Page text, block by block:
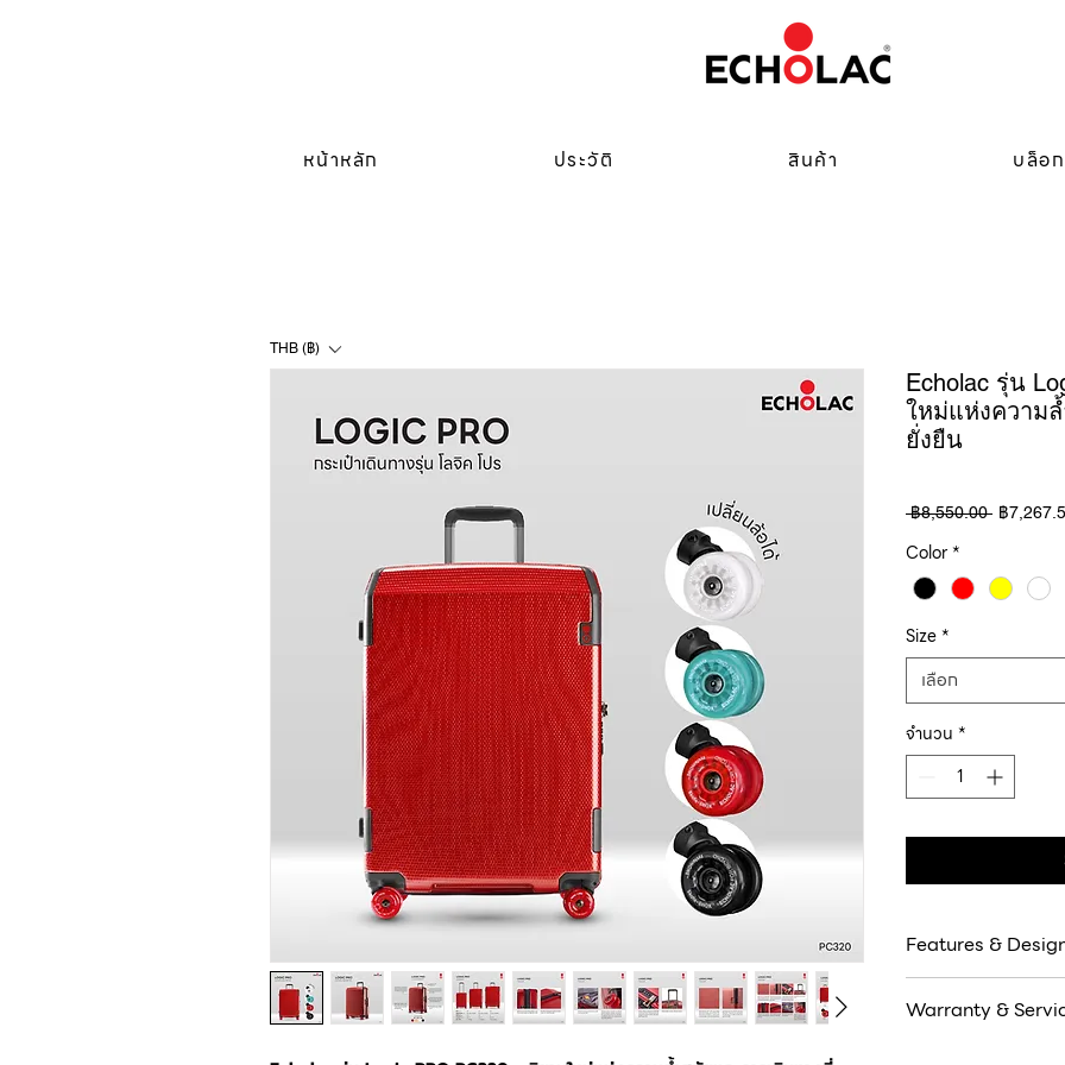
หน้าหลัก ประวัติ สินค้า บล็อก
Echolac รุ่น
ใหม่แห่งความ
ยั่งยืน
฿8,550.00 ราคา
฿
Color*
Size*
เลือก
จำนวน *
Features &
ผสานดีไซน์แบบ
Warranty &
THB (฿)